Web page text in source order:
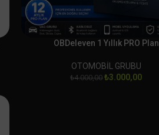
OBDeleven 1 Yıllık PRO Plan
OTOMOBİL GRUBU
₺4.000,00 ₺3.000,00